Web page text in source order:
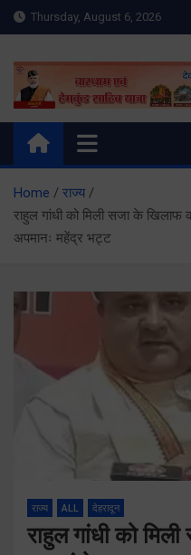
Skip
to
Thursday, August 6, 2026
Meru Raibar |
News |
meruraibar.com
Home
राज्य
राहुल गांधी को मिली सजा के खिलाफ
अपमानः महेंद्र भट्ट
राज्य ALL देहरादून
राहुल गांधी को